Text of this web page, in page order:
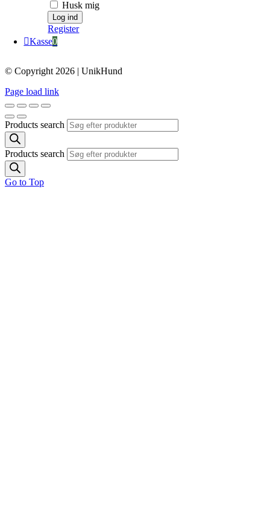
Husk mig
Register
Kasse0
© Copyright 2026 | UnikHund
Page load link
Products search
Products search
Go to Top